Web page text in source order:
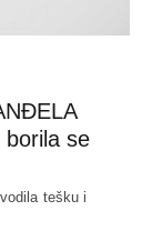
borila se
tešku i